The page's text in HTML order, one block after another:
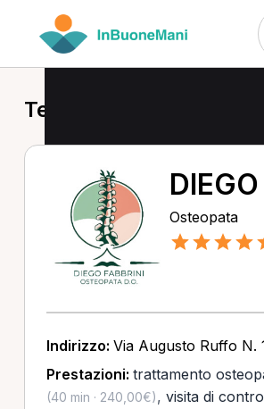
Terapisti a Arcole
Osteopata
Indirizzo: Via Augusto Ruffo N.
Prestazioni: trattamento
(40 min · 240,00€), visita di